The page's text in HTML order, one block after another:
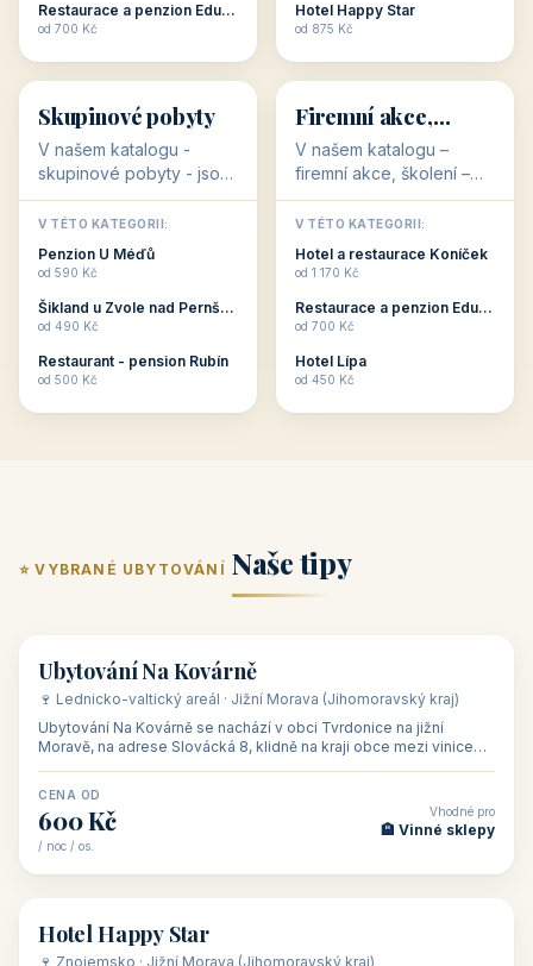
Restaurace a penzion Eduard
od 700 Kč
Hotel Happy Star
od 875 Kč
👥
👥
32 objektů
Skupinové pobyty
V našem katalogu -
skupinové pobyty - jsou
pro Vás připraveny
objekty, které nabízí
ubytování skupin v
penzionech, hotelích a
Budete překva...
V TÉTO KATEGORII:
Penzion U Méďů
od 590 Kč
Šikland u Zvole nad Pernštejnem
od 490 Kč
Restaurant - pension Rubín
od 500 Kč
💼
💼
31 objektů
Firemní akce,
školení
V našem katalogu –
firemní akce, školení –
jsou pro Vás připraveny
objekty, které mají
zkušenosti pořádat i
menší firemní akce a
ob...
V TÉTO KATEGORII:
Hotel a restaurace Koníček
od 1 170 Kč
Restaurace a penzion Eduard
od 700 Kč
Hotel Lípa
od 450 Kč
⭐ VYBRANÉ UBYTOVÁNÍ Naše tipy
🏡 penzion
Ubytování Na Kovárně
🍷 Lednicko-valtický areál · Jižní Morava (Jihomoravský kraj)
Ubytování Na Kovárně se nachází v obci Tvrdonice na jižní
Moravě, na adrese Slovácká 8, klidně na kraji obce mezi vinicemi,
CENA OD
600 Kč
/ noc / os.
Vhodné pro
🏨 Vinné sklepy
🏨 hotel
Hotel Happy Star
🍷 Znojemsko · Jižní Morava (Jihomoravský kraj)